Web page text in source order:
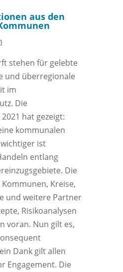
aus den
stehen für gelebte
und überregionale
im
Die
hat gezeigt:
kommunalen
ist
entlang
Die
Kreise,
und weitere Partner
Risikoanalysen
voran. Nun gilt es,
Dank gilt allen
Engagement. Die